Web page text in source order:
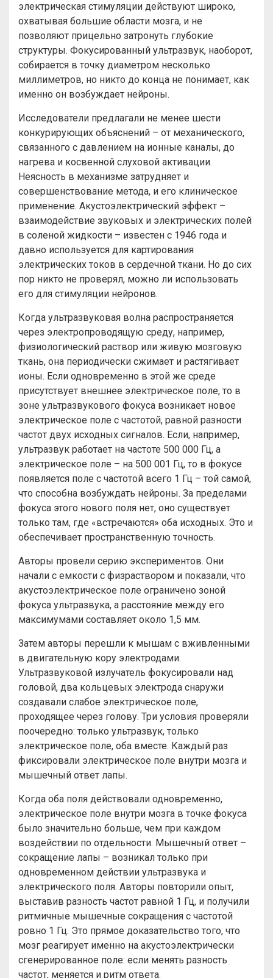
электрическая стимуляции действуют широко,
охватывая большие области мозга, и не
позволяют прицельно затронуть глубокие
структуры. Фокусированный ультразвук, наоборот,
собирается в точку диаметром несколько
миллиметров, но никто до конца не понимает, как
именно он возбуждает нейроны.
Исследователи предлагали не менее шести
конкурирующих объяснений – от механического,
связанного с давлением на ионные каналы, до
нагрева и косвенной слуховой активации.
Неясность в механизме затрудняет и
совершенствование метода, и его клиническое
применение. Акустоэлектрический эффект –
взаимодействие звуковых и электрических полей
в соленой жидкости – известен с 1946 года и
давно используется для картирования
электрических токов в сердечной ткани. Но до сих
пор никто не проверял, можно ли использовать
его для стимуляции нейронов.
Когда ультразвуковая волна распространяется
через электропроводящую среду, например,
физиологический раствор или живую мозговую
ткань, она периодически сжимает и растягивает
ионы. Если одновременно в этой же среде
присутствует внешнее электрическое поле, то в
зоне ультразвукового фокуса возникает новое
электрическое поле с частотой, равной разности
частот двух исходных сигналов. Если, например,
ультразвук работает на частоте 500 000 Гц, а
электрическое поле – на 500 001 Гц, то в фокусе
появляется поле с частотой всего 1 Гц – той самой,
что способна возбуждать нейроны. За пределами
фокуса этого нового поля нет, оно существует
только там, где «встречаются» оба исходных. Это и
обеспечивает пространственную точность.
Авторы провели серию экспериментов. Они
начали с емкости с физраствором и показали, что
акустоэлектрическое поле ограничено зоной
фокуса ультразвука, а расстояние между его
максимумами составляет около 1,5 мм.
Затем авторы перешли к мышам с вживленными
в двигательную кору электродами.
Ультразвуковой излучатель фокусировали над
головой, два кольцевых электрода снаружи
создавали слабое электрическое поле,
проходящее через голову. Три условия проверяли
поочередно: только ультразвук, только
электрическое поле, оба вместе. Каждый раз
фиксировали электрическое поле внутри мозга и
мышечный ответ лапы.
Когда оба поля действовали одновременно,
электрическое поле внутри мозга в точке фокуса
было значительно больше, чем при каждом
воздействии по отдельности. Мышечный ответ –
сокращение лапы – возникал только при
одновременном действии ультразвука и
электрического поля. Авторы повторили опыт,
выставив разность частот равной 1 Гц, и получили
ритмичные мышечные сокращения с частотой
ровно 1 Гц. Это прямое доказательство того, что
мозг реагирует именно на акустоэлектрически
сгенерированное поле: если менять разность
частот, меняется и ритм ответа.